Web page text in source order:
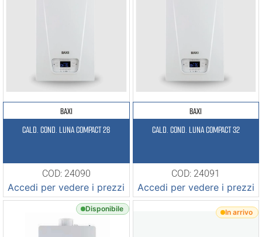
BAXI
CALD. COND. LUNA COMPACT 28
COD: 24090
Accedi per vedere i prezzi
BAXI
CALD. COND. LUNA COMPACT 32
COD: 24091
Accedi per vedere i prezzi
Disponibile In arrivo